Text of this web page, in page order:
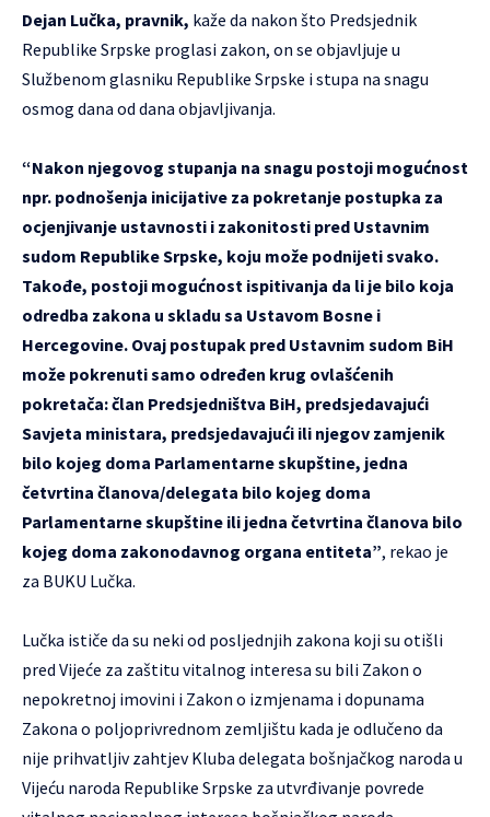
Dejan Lučka, pravnik, kaže da nakon što Predsjednik
Republike Srpske proglasi zakon, on se objavljuje u
Službenom glasniku Republike Srpske i stupa na snagu
osmog dana od dana objavljivanja.
“Nakon njegovog stupanja na snagu postoji mogućnost
npr. podnošenja inicijative za pokretanje postupka za
ocjenjivanje ustavnosti i zakonitosti pred Ustavnim
sudom Republike Srpske, koju može podnijeti svako.
Takođe, postoji mogućnost ispitivanja da li je bilo koja
odredba zakona u skladu sa Ustavom Bosne i
Hercegovine. Ovaj postupak pred Ustavnim sudom BiH
može pokrenuti samo određen krug ovlašćenih
pokretača: član Predsjedništva BiH, predsjedavajući
Savjeta ministara, predsjedavajući ili njegov zamjenik
bilo kojeg doma Parlamentarne skupštine, jedna
četvrtina članova/delegata bilo kojeg doma
Parlamentarne skupštine ili jedna četvrtina članova bilo
kojeg doma zakonodavnog organa entiteta”, rekao je
za BUKU Lučka.
Lučka ističe da su neki od posljednjih zakona koji su otišli
pred Vijeće za zaštitu vitalnog interesa su bili Zakon o
nepokretnoj imovini i Zakon o izmjenama i dopunama
Zakona o poljoprivrednom zemljištu kada je odlučeno da
nije prihvatljiv zahtjev Kluba delegata bošnjačkog naroda u
Vijeću naroda Republike Srpske za utvrđivanje povrede